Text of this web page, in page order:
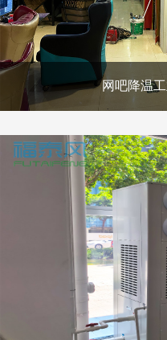
网吧降温